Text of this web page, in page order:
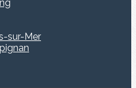
sur-Mer